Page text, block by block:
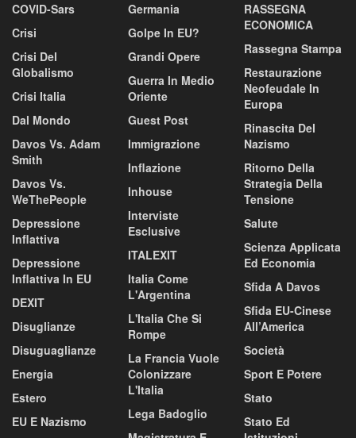
COVID-Sars
Crisi
Crisi Del
Globalismo
Crisi Italia
Dal Mondo
Davos Vs. Adam
Smith
Davos Vs.
WeThePeople
Depressione
Inflattiva
Depressione
Inflattiva In EU
DEXIT
Disuglianze
Disuguaglianze
Energia
Estero
EU E Nazismo
Germania
Golpe In EU?
Grandi Opere
Guerra In Medio
Oriente
Guest Post
Immigrazione
Inflazione
Inhouse
Interviste
Esclusive
ITALEXIT
Italia Come
L'Argentina
L'Italia Che Si
Rompe
La Francia Vuole
Colonizzare
L'Italia
Lega Badoglio
RASSEGNA
ECONOMICA
Rassegna Stampa
Restaurazione
Neofeudale In
Europa
Rinascita Del
Nazismo
Ritorno Della
Strategia Della
Tensione
Salute
Scienza Applicata
Ed Economia
Sfida A Davos
Sfida EU-Cinese
All’America
Società
Sport E Potere
Stato
Stato Ed